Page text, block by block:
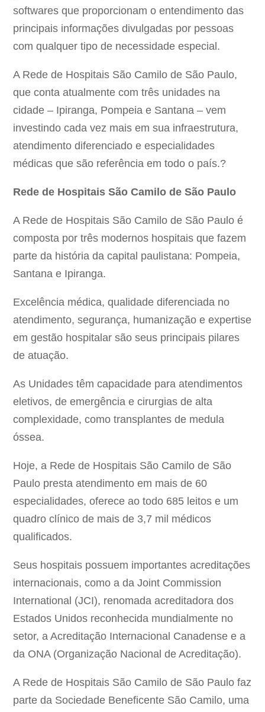
softwares que proporcionam o entendimento das
principais informações divulgadas por pessoas
com qualquer tipo de necessidade especial.
A Rede de Hospitais São Camilo de São Paulo,
que conta atualmente com três unidades na
cidade – Ipiranga, Pompeia e Santana – vem
investindo cada vez mais em sua infraestrutura,
atendimento diferenciado e especialidades
médicas que são referência em todo o país.?
Rede de Hospitais São Camilo de São Paulo
A Rede de Hospitais São Camilo de São Paulo é
composta por três modernos hospitais que fazem
parte da história da capital paulistana: Pompeia,
Santana e Ipiranga.
Excelência médica, qualidade diferenciada no
atendimento, segurança, humanização e expertise
em gestão hospitalar são seus principais pilares
de atuação.
As Unidades têm capacidade para atendimentos
eletivos, de emergência e cirurgias de alta
complexidade, como transplantes de medula
óssea.
Hoje, a Rede de Hospitais São Camilo de São
Paulo presta atendimento em mais de 60
especialidades, oferece ao todo 685 leitos e um
quadro clínico de mais de 3,7 mil médicos
qualificados.
Seus hospitais possuem importantes acreditações
internacionais, como a da Joint Commission
International (JCI), renomada acreditadora dos
Estados Unidos reconhecida mundialmente no
setor, a Acreditação Internacional Canadense e a
da ONA (Organização Nacional de Acreditação).
A Rede de Hospitais São Camilo de São Paulo faz
parte da Sociedade Beneficente São Camilo, uma